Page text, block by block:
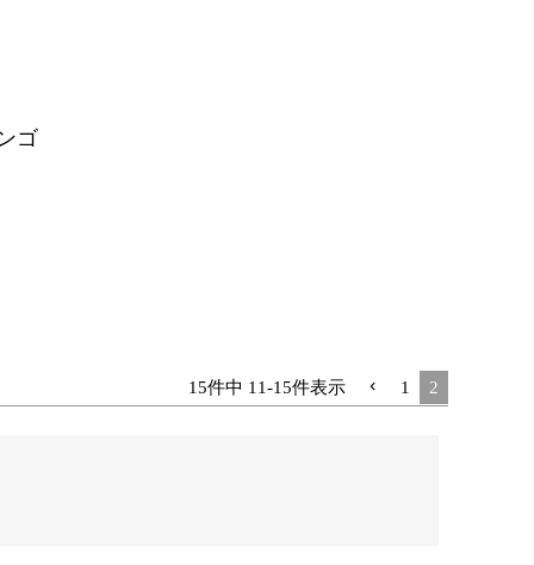
ゴ
15件中 11-15件表示 1 2